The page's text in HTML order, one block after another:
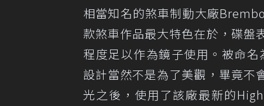
相當知名的煞車制動大廠
款煞車作品最大特色在於，碟盤
程度足以作為鏡子使用。被命
設計當然不是為了美觀，畢竟不
光之後，使用了該廠最新的